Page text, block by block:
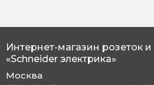
Интернет-магазин розеток
«Schneider электрика»
Москва